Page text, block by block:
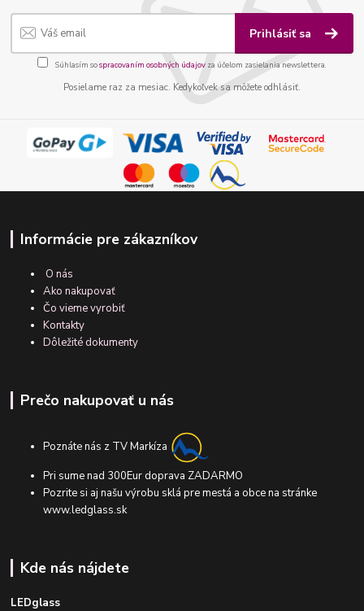
Prihlásiť sa
Súhlasím sospracovaním osobných údajov za účelom zasielania newslettera.
Posielame raz za mesiac. Kedykoľvek sa môžete odhlásiť.
Informácie pre zákazníkov
O nás
Ako nakupovať
Čo vieme vyrobiť
Kontakty
Dôležité dokumenty
Prečo nakupovať u nás
Poznáte nás z TV Markíza
Pri sume nad 300Eur doprava ZADARMO
Pozrite si aj našu výrobu sklá pre mestá a obce na stránke
www.ledglass.sk
Kde nás nájdete
LEDglass